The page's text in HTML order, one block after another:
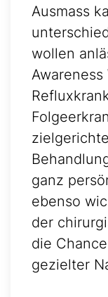
Ausmass
wollen
ganz
ebenso
der
die
gezielter